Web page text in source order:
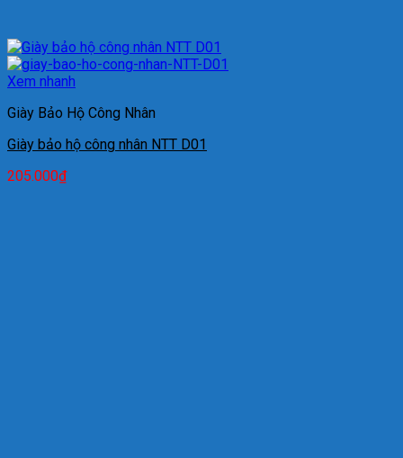
Xem nhanh
Giày Bảo Hộ Công Nhân
Giày bảo hộ công nhân NTT D01
205.000₫